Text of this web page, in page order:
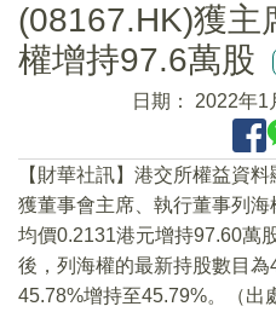
(08167.HK)獲主
權增持97.6萬股
日期： 2022年1
【財華社訊】港交所權益資
獲董事會主席、執行董事列
均價0.2131港元增持97.60萬
後，列海權的最新持股數目
45.78%增持至45.79%。（出